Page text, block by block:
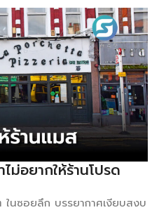
ม่อยากให้ร้านโปรด
นซอยลึก บรรยากาศเงียบสงบ